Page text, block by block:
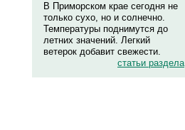
В Приморском крае сегодня не
только сухо, но и солнечно.
Температуры поднимутся до
летних значений. Легкий
ветерок добавит свежести.
статьи раздела